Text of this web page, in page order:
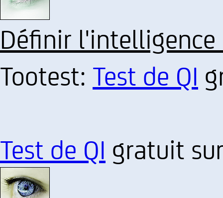
Définir
Tootest: Test de QI
Test de QI gratuit